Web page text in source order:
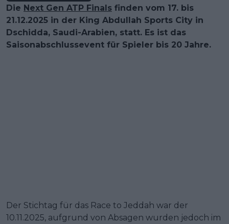
Die Next Gen ATP Finals finden vom 17. bis
21.12.2025 in der King Abdullah Sports City in
Dschidda, Saudi-Arabien, statt. Es ist das
Saisonabschlussevent für Spieler bis 20 Jahre.
Der Stichtag für das Race to Jeddah war der
10.11.2025, aufgrund von Absagen wurden jedoch im